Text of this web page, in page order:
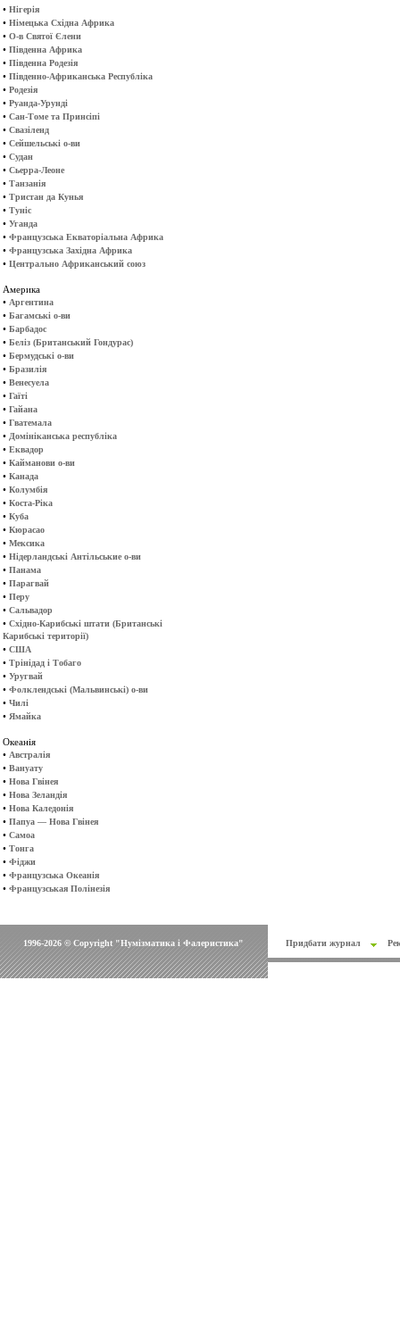
• Нігерія
• Німецька Східна Африка
• О-в Святої Єлени
• Південна Африка
• Південна Родезія
• Південно-Африканська Республіка
• Родезія
• Руанда-Урунді
• Сан-Томе та Принсіпі
• Свазіленд
• Сейшельські о-ви
• Судан
• Сьерра-Леоне
• Танзанія
• Тристан да Кунья
• Туніс
• Уганда
• Французська Екваторіальна Африка
• Французська Західна Африка
• Центрально Африканський союз
Америка
• Аргентина
• Багамські о-ви
• Барбадос
• Беліз (Британський Гондурас)
• Бермудські о-ви
• Бразилія
• Венесуела
• Гаїті
• Гайана
• Гватемала
• Домініканська республіка
• Еквадор
• Кайманови о-ви
• Канада
• Колумбія
• Коста-Ріка
• Куба
• Кюрасао
• Мексика
• Нідерландські Антільськие о-ви
• Панама
• Парагвай
• Перу
• Сальвадор
• Східно-Карибські штати (Британські
Карибські території)
• США
• Трінідад і Тобаго
• Уругвай
• Фолклендські (Мальвинські) о-ви
• Чилі
• Ямайка
Океанія
• Австралія
• Вануату
• Нова Гвінея
• Нова Зеландія
• Нова Каледонія
• Папуа — Нова Гвінея
• Самоа
• Тонга
• Фіджи
• Французська Океанія
• Французськая Полінезія
1996-2026 © Copyright "Нумізматика і Фалеристика" Придбати журнал